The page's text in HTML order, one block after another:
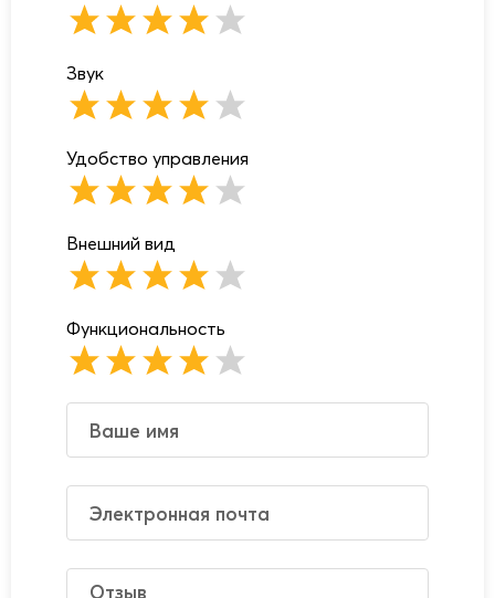
Звук
Удобство управления
Внешний вид
Функциональность